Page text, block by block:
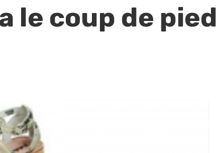
le coup de pied